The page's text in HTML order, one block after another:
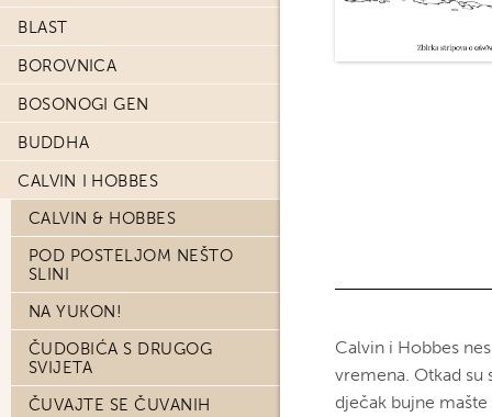
BLAST
BOROVNICA
BOSONOGI GEN
BUDDHA
CALVIN I HOBBES
CALVIN & HOBBES
POD POSTELJOM NEŠTO
SLINI
NA YUKON!
ČUDOBIĆA S DRUGOG
SVIJETA
ČUVAJTE SE ČUVANIH
Calvin i Hobbes
vremena. Otkad su
dječak bujne